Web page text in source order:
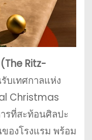
Ritz-
บเทศกาลแห่ง
Christmas
รที่สะท้อนศิลปะ
องโรงแรม พร้อม